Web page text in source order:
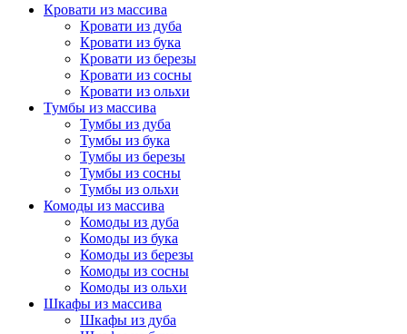
Кровати из массива
Кровати из дуба
Кровати из бука
Кровати из березы
Кровати из сосны
Кровати из ольхи
Тумбы из массива
Тумбы из дуба
Тумбы из бука
Тумбы из березы
Тумбы из сосны
Тумбы из ольхи
Комоды из массива
Комоды из дуба
Комоды из бука
Комоды из березы
Комоды из сосны
Комоды из ольхи
Шкафы из массива
Шкафы из дуба